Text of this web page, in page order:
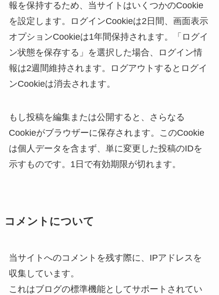
報を保持するため、当サイトはいくつかのCookie
を設定します。ログインCookieは2日間、画面表示
オプションCookieは1年間保持されます。「ログイ
ン状態を保存する」を選択した場合、ログイン情
報は2週間維持されます。ログアウトするとログイ
ンCookieは消去されます。
もし投稿を編集または公開すると、さらなる
Cookieがブラウザーに保存されます。このCookie
は個人データを含まず、単に変更した投稿のIDを
示すものです。1日で有効期限が切れます。
コメントについて
当サイトへのコメントを残す際に、IPアドレスを
収集しています。
これはブログの標準機能としてサポートされてい